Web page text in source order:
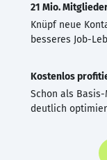
21 Mio.
Knüpf neue
besseres Job-
Kostenlos
Schon als
deutlich